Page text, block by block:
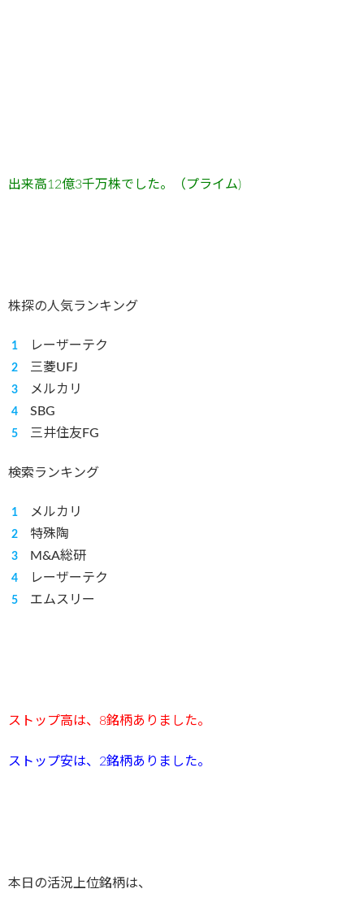
出来高12億3千万株でした。（プライム)
株探の人気ランキング
レーザーテク
三菱UFJ
メルカリ
SBG
三井住友FG
検索ランキング
メルカリ
特殊陶
M&A総研
レーザーテク
エムスリー
ストップ高は、8銘柄ありました。
ストップ安は、2銘柄ありました。
本日の活況上位銘柄は、